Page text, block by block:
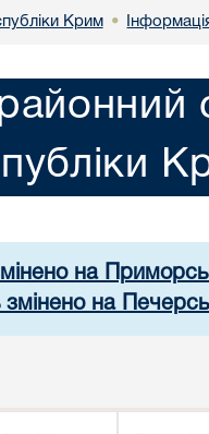
Крим •
на
змінено на